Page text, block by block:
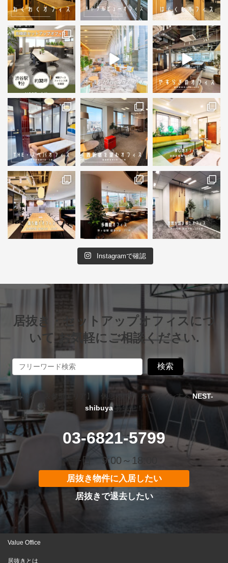
Instagramで確認
居抜き・セットアップオフィスにつ
いて お気軽にご相談ください.
検索
【渋谷・表参道エリア】「休息×集中」をデザインするNEST-
shibuya募集中！
03-6821-5799
平日 9:00～18:00
居抜き物件に入居したい
居抜きで退去したい
Value Office
居抜きとは